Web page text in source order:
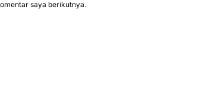
saya berikutnya.